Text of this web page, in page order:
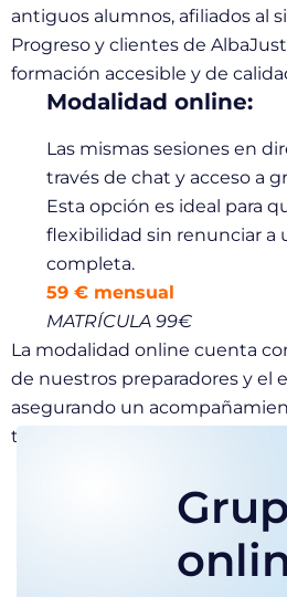
antiguos alumnos, afiliados al
Progreso y clientes de
formación accesible y de
Modalidad online:
Las mismas sesiones en
través de chat y acceso a
Esta opción es ideal para
flexibilidad sin renunciar a
completa.
59 € mensual
MATRÍCULA 99€
La modalidad online cuenta
de nuestros preparadores y el
asegurando un
todo el proceso.